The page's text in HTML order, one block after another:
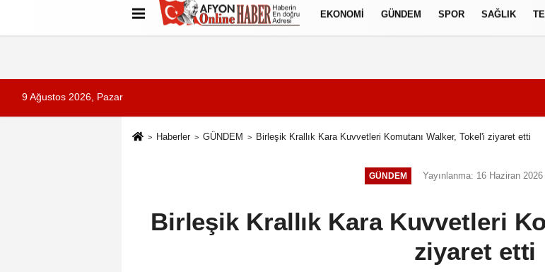
Künye İletişim Çerez Politikası
EKONOMİ GÜNDEM SPOR SAĞLIK
9 Ağustos 2026, Pazar
Haberler GÜNDEM Birleşik Krallık Kara Kuvvetleri Komutanı Walker, Tokel'i ziyaret etti
GÜNDEM Yayınlanma: 16 Haziran
Birleşik Krallık Kara Kuvvetleri
ziyaret etti